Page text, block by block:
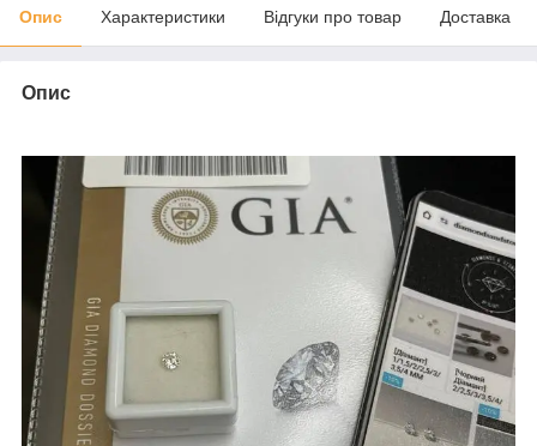
Опис Характеристики Відгуки про товар Доставка
Опис